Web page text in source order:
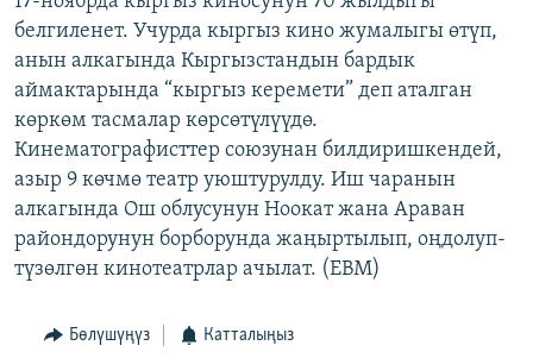
БИЗ ЖАНА ДҮЙНӨ
ЭЖЕ-СИҢДИЛЕР
ЫҢГАЙСЫЗ СУРООЛОР
Русский
ОНЛАЙН ШЕРИНЕ
ЭЕ/АРнун бардык сайттары
белгиленет. Учурда кыргыз кино жумалыгы өтүп,
анын алкагында Кыргызстандын бардык
аймактарында “кыргыз керемети” деп аталган
көркөм тасмалар көрсөтүлүүдө.
Кинематографисттер союзунан билдиришкендей,
азыр 9 көчмө театр уюштурулду. Иш чаранын
алкагында Ош облусунун Ноокат жана Араван
райондорунун борборунда жаңыртылып, оңдолуп-
түзөлгөн кинотеатрлар ачылат. (EBM)
Бөлүшүңүз Катталыңыз